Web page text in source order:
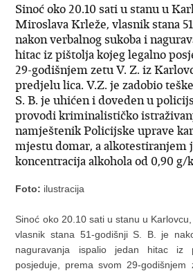
Sinoć oko 20.10 sati u stanu u
Miroslava Krleže, vlasnik stana
nakon verbalnog sukoba i
hitac iz pištolja kojeg legalno
29-godišnjem zetu V. Z. iz
predjelu lica. V.Z. je zadobio
S. B. je uhićen i doveden u
provodi kriminalističko
namještenik Policijske uprave
mjestu domar, a alkotestiranjem
koncentracija alkohola od 0,90 g/
Foto: ilustracija
Sinoć oko 20.10 sati u stanu u
vlasnik stana 51-godišnji S. B. je
naguravanja ispalio jedan hitac iz
posjeduje, prema svom 29-godišnjem